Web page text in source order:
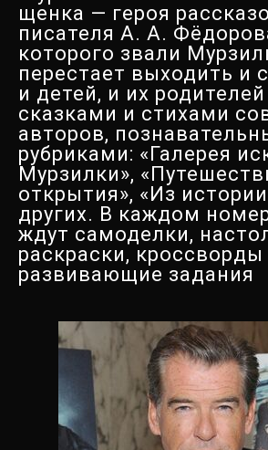
щенка — героя
писателя А. А.
которого звали
перестает выходить и
и детей, и их
сказками и стихами
авторов,
рубриками: «Галерея
Мурзилки»,
открытия», «Из
других. В каждом
ждут самоделки,
раскраски, кроссворды
развивающие задания